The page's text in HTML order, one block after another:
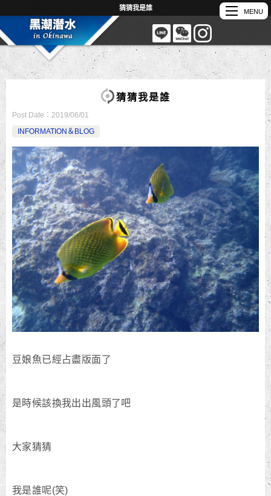
猜猜我是誰
猜猜我是誰
Post Date： 2019/06/01
INFORMATION＆BLOG
豆娘魚已經占盡版面了
是時候該換我出出風頭了吧
大家猜猜
我是誰呢(笑)